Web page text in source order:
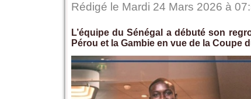
Rédigé le Mardi 24 Mars 2026 à
L’équipe du Sénégal a débuté son
Pérou et la Gambie en vue de la Coupe